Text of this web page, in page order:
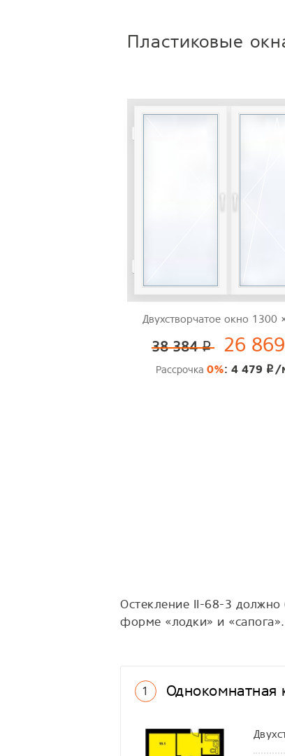
Пластиковые
Двухстворчатое окно 1300
38 384p 26 869
Рассрочка 0%: 4 479 p/
Остекление II-68-3 должно
форме «лодки» и «сапога».
1 Однокомнатная